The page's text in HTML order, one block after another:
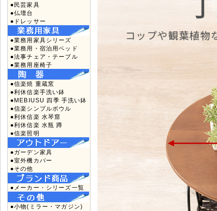
●民芸家具
●仏壇台
●ドレッサー
●業務用家具シリーズ
●業務用・宿泊用ベッド
●法事チェア・テーブル
●業務用座椅子
●信楽焼 重蔵窯
●利休信楽手洗い鉢
●MEBIUSU 四季 手洗い鉢
●信楽シンプルボウル
●利休信楽 水琴窟
●利休信楽 水瓶 蹲
●信楽照明
●ガーデン家具
●室外機カバー
●その他
●メーカー・シリーズ一覧
●小物(ミラー・マガジン)